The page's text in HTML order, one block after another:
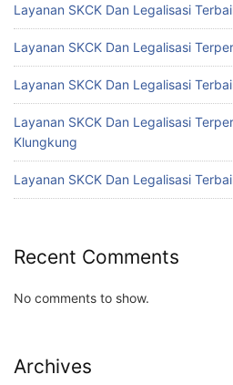
Layanan SKCK Dan Legalisasi
Layanan SKCK Dan Legalisasi
Layanan SKCK Dan Legalisasi
Layanan SKCK Dan Legalisasi
Klungkung
Layanan SKCK Dan Legalisasi
Recent Comments
No comments to show.
Archives